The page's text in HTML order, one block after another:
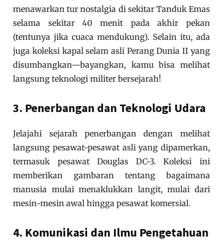
menawarkan tur nostalgia di sekitar Tanduk Emas
selama sekitar 40 menit pada akhir pekan
(tentunya jika cuaca mendukung). Selain itu, ada
juga koleksi kapal selam asli Perang Dunia II yang
disumbangkan—bayangkan, kamu bisa melihat
langsung teknologi militer bersejarah!
3. Penerbangan dan Teknologi Udara
Jelajahi sejarah penerbangan dengan melihat
langsung pesawat-pesawat asli yang dipamerkan,
termasuk pesawat Douglas DC-3. Koleksi ini
memberikan gambaran tentang bagaimana
manusia mulai menaklukkan langit, mulai dari
mesin-mesin awal hingga pesawat komersial.
4. Komunikasi dan Ilmu Pengetahuan